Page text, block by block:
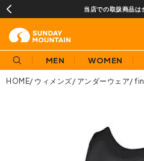
当店での取扱商品は
MEN WOMEN
HOME ウィメンズ アンダーウェア